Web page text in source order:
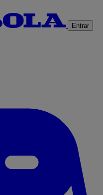
Entrar